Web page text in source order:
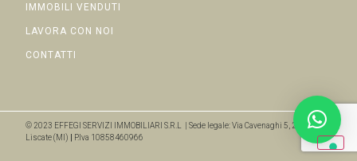
IMMOBILI VENDUTI
LAVORA CON NOI
CONTATTI
© 2023 EFFEGI SERVIZI IMMOBILIARI S.R.L | Sede legale: Via Cavenaghi 5, 20050
Liscate (MI)
P.Iva 10858460966